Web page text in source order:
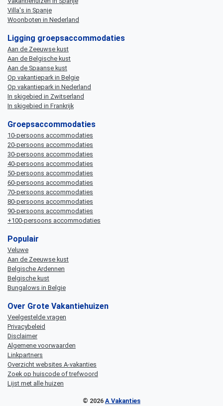
Villa's in Spanje
Woonboten in Nederland
Ligging groepsaccommodaties
Aan de Zeeuwse kust
Aan de Belgische kust
Aan de Spaanse kust
Op vakantiepark in Belgie
Op vakantiepark in Nederland
In skigebied in Zwitserland
In skigebied in Frankrijk
Groepsaccommodaties
10-persoons accommodaties
20-persoons accommodaties
30-persoons accommodaties
40-persoons accommodaties
50-persoons accommodaties
60-persoons accommodaties
70-persoons accommodaties
80-persoons accommodaties
90-persoons accommodaties
+100-persoons accommodaties
Populair
Veluwe
Aan de Zeeuwse kust
Belgische Ardennen
Belgische kust
Bungalows in Belgie
Over Grote Vakantiehuizen
Veelgestelde vragen
Privacybeleid
Disclaimer
Algemene voorwaarden
Linkpartners
Overzicht websites A-vakanties
Zoek op huiscode of trefwoord
Lijst met alle huizen
© 2026 A Vakanties